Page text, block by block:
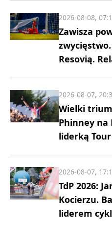
Zawisza
Resovią.
2026-08-08,
Wielki
Phinney na
liderką
2026-08-07,
TdP 2026:
Kocierzu.
liderem
2026-08-07,